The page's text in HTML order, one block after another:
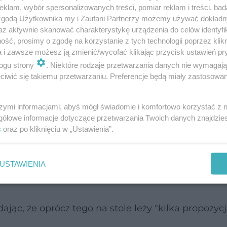
budżetu na ochronę zdrowia, ministra
Zawsze chcielibyśmy na ochronę
w 2025?
tego, jak konkretnie będzie wyglądać
to rezygnacja z poboru składki
trwałych
że oprócz tego na stole leży "kilka
wybór spersonalizowanych treści, pomiar reklam i treści,
Użytkownika my i Zaufani Partnerzy możemy używać
aktywnie skanować charakterystykę urządzenia do celów
prosimy o zgodę na korzystanie z tych technologii poprzez
i zawsze możesz ją zmienić/wycofać klikając przycisk ustawień
strony
. Niektóre rodzaje przetwarzania danych nie
się takiemu przetwarzaniu. Preferencje będą miały
informacjami, abyś mógł świadomie i komfortowo korzystać z
informacje dotyczące przetwarzania Twoich danych
oraz po kliknięciu w „Ustawienia”.
USTAWIENIA